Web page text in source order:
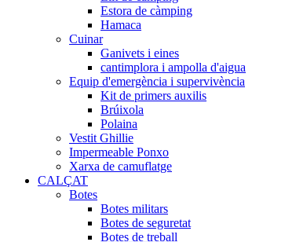
Estora de càmping
Hamaca
Cuinar
Ganivets i eines
cantimplora i ampolla d'aigua
Equip d'emergència i supervivència
Kit de primers auxilis
Brúixola
Polaina
Vestit Ghillie
Impermeable Ponxo
Xarxa de camuflatge
CALÇAT
Botes
Botes militars
Botes de seguretat
Botes de treball